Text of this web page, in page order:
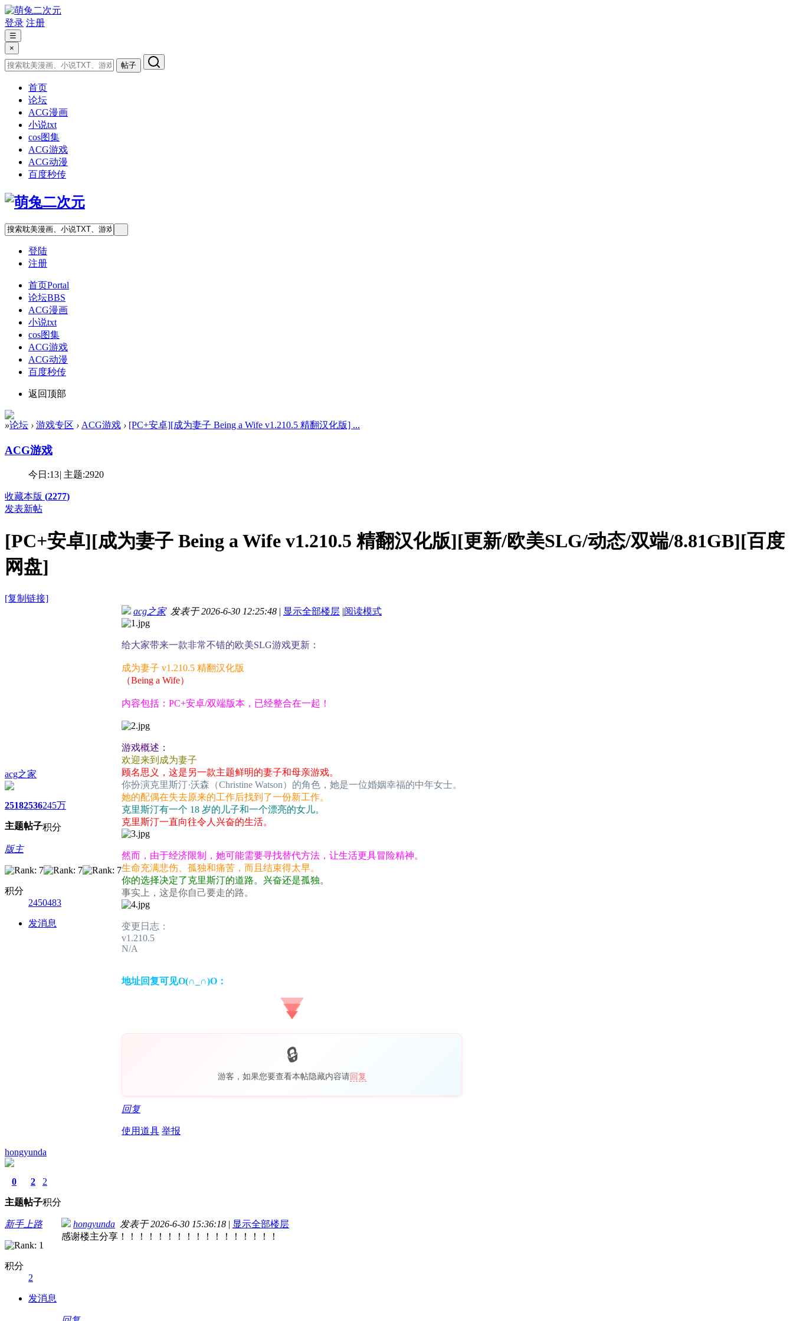
登录 注册
☰
×
帖子
首页
论坛
ACG漫画
小说txt
cos图集
ACG游戏
ACG动漫
百度秒传
登陆
注册
首页Portal
论坛BBS
ACG漫画
小说txt
cos图集
ACG游戏
ACG动漫
百度秒传
返回顶部
»论坛 › 游戏专区 › ACG游戏 › [PC+安卓][成为妻子 Being a Wife v1.210.5 精翻汉化版] ...
ACG游戏
今日:13| 主题:2920
收藏本版 (2277)
发表新帖
[PC+安卓][成为妻子 Being a Wife v1.210.5 精翻汉化版][更新/欧美SLG/动态/双端/8.81GB][百度
网盘]
[复制链接]
acg之家
2518
主题
2536
帖子
245万
积分
版主
积分
2450483
发消息
acg之家发表于 2026-6-30 12:25:48 | 显示全部楼层 |阅读模式
给大家带来一款非常不错的欧美SLG游戏更新：
成为妻子 v1.210.5 精翻汉化版
（Being a Wife）
内容包括：PC+安卓/双端版本，已经整合在一起！
游戏概述：
欢迎来到成为妻子
顾名思义，这是另一款主题鲜明的妻子和母亲游戏。
你扮演克里斯汀·沃森（Christine Watson）的角色，她是一位婚姻幸福的中年女士。
她的配偶在失去原来的工作后找到了一份新工作。
克里斯汀有一个 18 岁的儿子和一个漂亮的女儿。
克里斯汀一直向往令人兴奋的生活。
然而，由于经济限制，她可能需要寻找替代方法，让生活更具冒险精神。
生命充满悲伤、孤独和痛苦，而且结束得太早。
你的选择决定了克里斯汀的道路。兴奋还是孤独。
事实上，这是你自己要走的路。
变更日志：
v1.210.5
N/A
地址回复可见O(∩_∩)O：
游客，如果您要查看本帖隐藏内容请回复
回复
使用道具 举报
hongyunda
0
主题
2
帖子
2
积分
新手上路
积分
2
发消息
hongyunda 发表于 2026-6-30 15:36:18 | 显示全部楼层
感谢楼主分享！！！！！！！！！！！！！！！！！